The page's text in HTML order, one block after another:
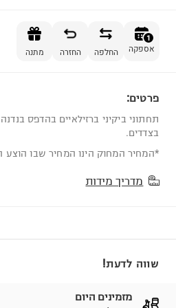
1
אספקה החלפה החזרה מתנה
פרטים:
תחתוני ביקיני ברזילאיים בהדפס
בצדדים.
*המחיר המחוק הינו המחיר שבו הוצע
מדריך מידות
שווה לדעת!
מזמינים היום